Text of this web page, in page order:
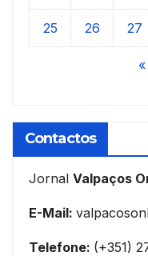
25 26 27
Contactos
Jornal Valpaços
E-Mail:
Telefone: (+351)